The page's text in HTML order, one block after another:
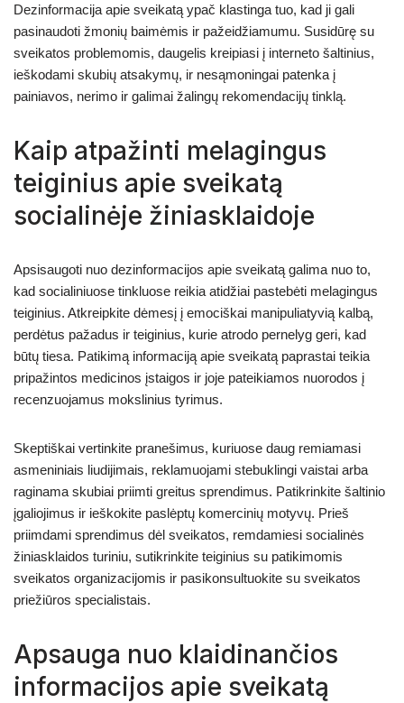
Dezinformacija apie sveikatą ypač klastinga tuo, kad ji gali
pasinaudoti žmonių baimėmis ir pažeidžiamumu. Susidūrę su
sveikatos problemomis, daugelis kreipiasi į interneto šaltinius,
ieškodami skubių atsakymų, ir nesąmoningai patenka į
painiavos, nerimo ir galimai žalingų rekomendacijų tinklą.
Kaip atpažinti melagingus
teiginius apie sveikatą
socialinėje žiniasklaidoje
Apsisaugoti nuo dezinformacijos apie sveikatą galima nuo to,
kad socialiniuose tinkluose reikia atidžiai pastebėti melagingus
teiginius. Atkreipkite dėmesį į emociškai manipuliatyvią kalbą,
perdėtus pažadus ir teiginius, kurie atrodo pernelyg geri, kad
būtų tiesa. Patikimą informaciją apie sveikatą paprastai teikia
pripažintos medicinos įstaigos ir joje pateikiamos nuorodos į
recenzuojamus mokslinius tyrimus.
Skeptiškai vertinkite pranešimus, kuriuose daug remiamasi
asmeniniais liudijimais, reklamuojami stebuklingi vaistai arba
raginama skubiai priimti greitus sprendimus. Patikrinkite šaltinio
įgaliojimus ir ieškokite paslėptų komercinių motyvų. Prieš
priimdami sprendimus dėl sveikatos, remdamiesi socialinės
žiniasklaidos turiniu, sutikrinkite teiginius su patikimomis
sveikatos organizacijomis ir pasikonsultuokite su sveikatos
priežiūros specialistais.
Apsauga nuo klaidinančios
informacijos apie sveikatą